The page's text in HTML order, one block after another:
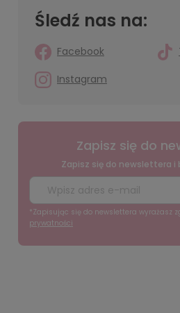
Śledź nas na:
Facebook
Instagram
Zapisz się do
Zapisz się do newslettera i
*Zapisując się do newslettera wyrażasz
prywatności